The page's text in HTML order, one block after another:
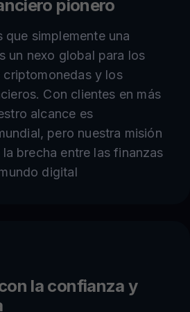
pionero
que simplemente una
un nexo global para los
criptomonedas y los
Con clientes en más
alcance es
pero nuestra misión
brecha entre las finanzas
digital
la confianza y